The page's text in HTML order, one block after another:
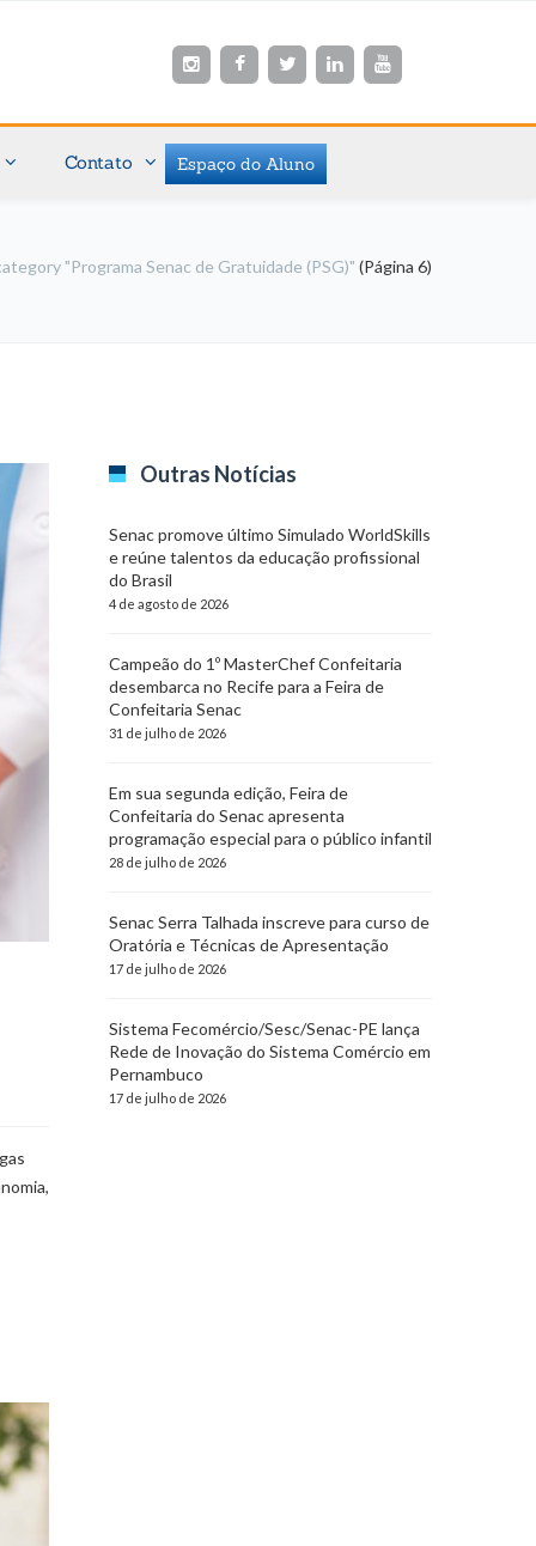
Contato Espaço do Aluno
"Programa Senac de Gratuidade (PSG)" (Página 6)
Outras Notícias
Senac promove último Simulado WorldSkills
e reúne talentos da educação profissional
do Brasil
4 de agosto de 2026
Campeão do 1º MasterChef Confeitaria
desembarca no Recife para a Feira de
Confeitaria Senac
31 de julho de 2026
Em sua segunda edição, Feira de
Confeitaria do Senac apresenta
programação especial para o público infantil
28 de julho de 2026
Senac Serra Talhada inscreve para curso de
Oratória e Técnicas de Apresentação
17 de julho de 2026
Sistema Fecomércio/Sesc/Senac-PE lança
Rede de Inovação do Sistema Comércio em
Pernambuco
17 de julho de 2026